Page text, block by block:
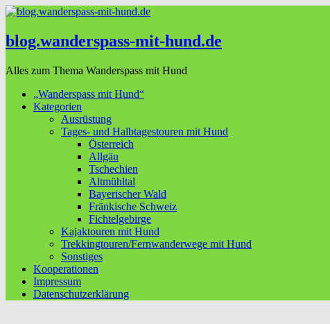
blog.wanderspass-mit-hund.de
Alles zum Thema Wanderspass mit Hund
„Wanderspass mit Hund“
Kategorien
Ausrüstung
Tages- und Halbtagestouren mit Hund
Österreich
Allgäu
Tschechien
Altmühltal
Bayerischer Wald
Fränkische Schweiz
Fichtelgebirge
Kajaktouren mit Hund
Trekkingtouren/Fernwanderwege mit Hund
Sonstiges
Kooperationen
Impressum
Datenschutzerklärung